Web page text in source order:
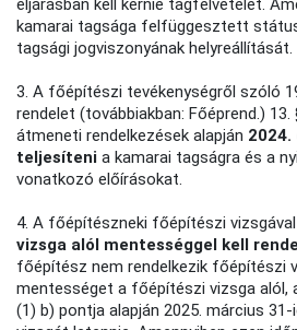
eljárásban kell kérnie tagfelvételét.
kamarai tagsága felfüggesztett
tagsági jogviszonyának helyreállítását.
3. A főépítészi tevékenységről szóló
rendelet (továbbiakban: Főéprend.)
átmeneti rendelkezések alapján
teljesíteni a kamarai tagságra és a
vonatkozó előírásokat.
4. A főépítészneki főépítészi
vizsga alól mentességgel kell
főépítész nem rendelkezik főépítészi
mentességet a főépítészi vizsga alól,
(1) b) pontja alapján 2025. március